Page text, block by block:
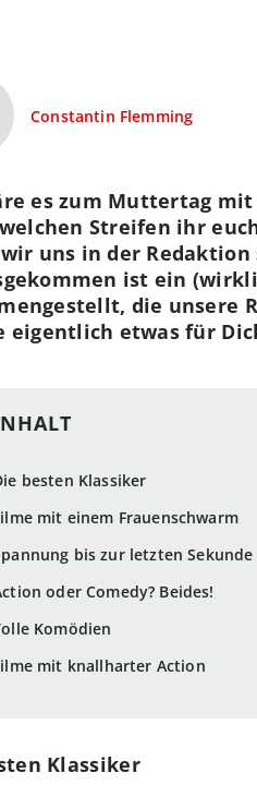
Constantin Flemming
besten Klassiker
mit einem Frauenschwarm
bis zur letzten Sekunde
oder Comedy? Beides!
Komödien
mit knallharter Action
es zum Muttertag
Streifen ihr
uns in der
ist ein
die unsere
eigentlich etwas für
Klassiker